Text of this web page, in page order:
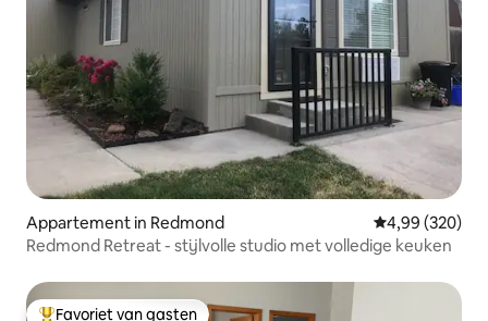
Appartement in Redmond Gemiddelde
4,99 (320)
Redmond Retreat - stijlvolle studio met volledige keuken
Favoriet van gasten